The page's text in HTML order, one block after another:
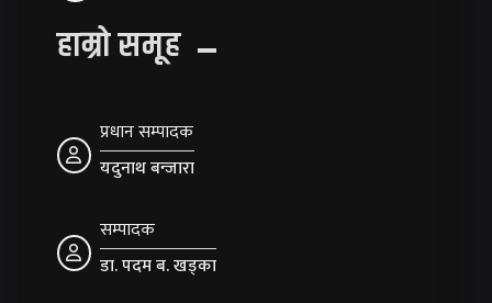
हाम्रो समूह
प्रधान सम्पादक
यदुनाथ बन्जारा
सम्पादक
डा. पदम ब. खड्का